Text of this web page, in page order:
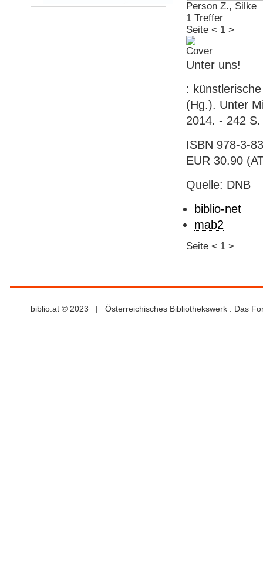
Person Z., Silke
1 Treffer
Seite < 1 >
Unter uns!
:
(Hg.). Unter
2014. - 242
ISBN 978-3-
EUR 30.90
Quelle: DNB
biblio-net
mab2
Seite < 1 >
biblio.at © 2023 | Österreichisches Bibliothekswerk : Das